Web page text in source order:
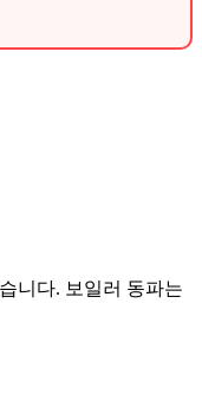
니다. 보일러 동파는